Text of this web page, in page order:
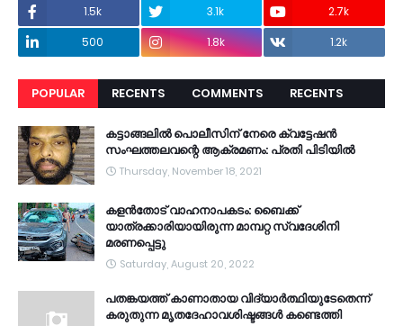
1.5k 3.1k
2.7k
500
1.8k 1.2k
POPULAR RECENTS COMMENTS RECENTS
കട്ടാങ്ങലിൽ പൊലീസിന് നേരെ ക്വട്ടേഷൻ
സംഘത്തലവന്റെ ആക്രമണം: പ്രതി പിടിയിൽ
Thursday, November 18, 2021
കളൻതോട് വാഹനാപകടം: ബൈക്ക്
യാത്രക്കാരിയായിരുന്ന മാമ്പറ്റ സ്വദേശിനി
മരണപ്പെട്ടു
Saturday, August 20, 2022
പതങ്കയത്ത് കാണാതായ വിദ്യാർത്ഥിയുടേതെന്ന്
കരുതുന്ന മൃതദേഹാവശിഷ്ടങ്ങൾ കണ്ടെത്തി